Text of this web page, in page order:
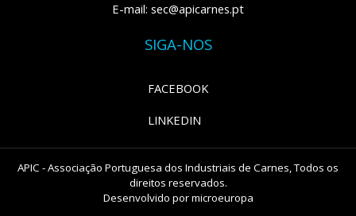
E-mail: sec@apicarnes.pt
SIGA-NOS
FACEBOOK
LINKEDIN
APIC - Associação Portuguesa dos Industriais de Carnes, Todos os
direitos reservados.
Desenvolvido pormicroeuropa